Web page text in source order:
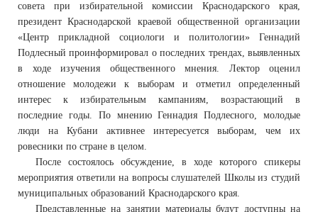
совета при избирательной комиссии Краснодарского края,
президент Краснодарской краевой общественной организации
«Центр прикладной социологи и политологии» Геннадий
Подлесный проинформировал о последних трендах, выявленных
в ходе изучения общественного мнения. Лектор оценил
отношение молодежи к выборам и отметил определенный
интерес к избирательным кампаниям, возрастающий в
последние годы. По мнению Геннадия Подлесного, молодые
люди на Кубани активнее интересуется выборам, чем их
ровесники по стране в целом.
После состоялось обсуждение, в ходе которого спикеры
мероприятия ответили на вопросы слушателей Школы из студий
муниципальных образований Краснодарского края.
Представленные на занятии материалы будут доступны на